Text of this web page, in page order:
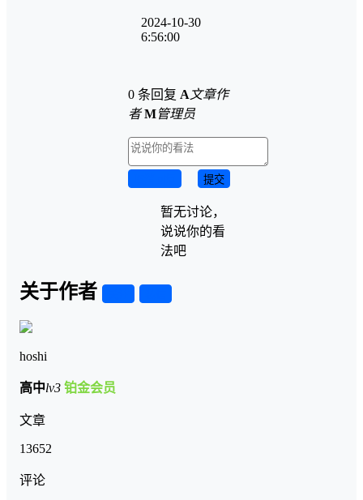
2024-10-30
6:56:00
0 条回复 A 文章作
者 M管理员
提交
暂无讨论，
说说你的看
法吧
关于作者
hoshi
高中lv3 铂金会员
文章
13652
评论